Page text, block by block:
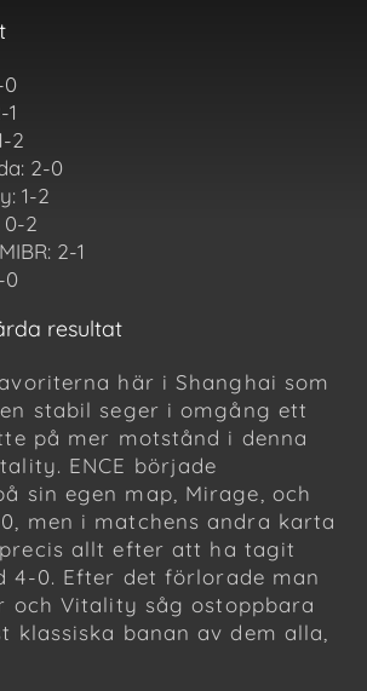
0
2
2-0
1-2
0-2
2-1
0
resultat
här i Shanghai som
stabil seger i omgång ett
på mer motstånd i denna
ENCE började
sin egen map, Mirage, och
men i matchens andra karta
allt efter att ha tagit
4-0. Efter det förlorade man
och Vitality såg ostoppbara
klassiska banan av dem alla,